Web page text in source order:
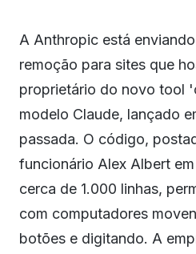
A Anthropic está
remoção para sites que
proprietário do novo tool
modelo Claude, lançado
passada. O código,
funcionário Alex Albert
cerca de 1.000 linhas,
com computadores
botões e digitando. A